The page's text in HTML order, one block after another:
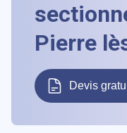
Pierre
Devis